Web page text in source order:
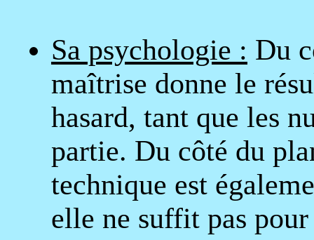
Sa psychologie : Du
maîtrise donne le
hasard, tant que les
partie. Du côté du
technique est
elle ne suffit pas